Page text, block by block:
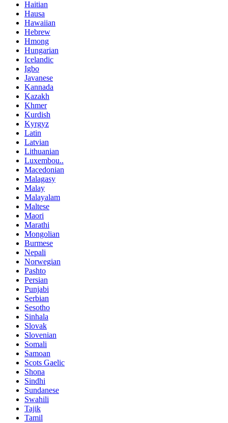
Haitian
Hausa
Hawaiian
Hebrew
Hmong
Hungarian
Icelandic
Igbo
Javanese
Kannada
Kazakh
Khmer
Kurdish
Kyrgyz
Latin
Latvian
Lithuanian
Luxembou..
Macedonian
Malagasy
Malay
Malayalam
Maltese
Maori
Marathi
Mongolian
Burmese
Nepali
Norwegian
Pashto
Persian
Punjabi
Serbian
Sesotho
Sinhala
Slovak
Slovenian
Somali
Samoan
Scots Gaelic
Shona
Sindhi
Sundanese
Swahili
Tajik
Tamil